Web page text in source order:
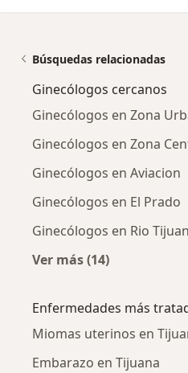
Búsquedas relacionadas
Ginecólogos cercanos
Ginecólogos en Zona
Ginecólogos en Zona
Ginecólogos en Aviacion
Ginecólogos en El Prado
Ginecólogos en Rio
Ver más (14)
Enfermedades más
Miomas uterinos en
Embarazo en Tijuana